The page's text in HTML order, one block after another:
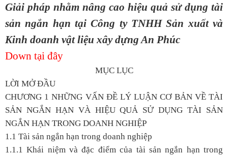
Giải pháp nhằm nâng cao hiệu quả sử dụng tài
sản ngắn hạn tại Công ty TNHH Sản xuất và
Kinh doanh vật liệu xây dựng An Phúc
Down tại đây
MỤC LỤC
LỜI MỞ ĐẦU
CHƯƠNG 1 NHỮNG VẤN ĐỀ LÝ LUẬN CƠ BẢN VỀ TÀI
SẢN NGẮN HẠN VÀ HIỆU QUẢ SỬ DỤNG TÀI SẢN
NGẮN HẠN TRONG DOANH NGHIỆP
1.1 Tài sản ngắn hạn trong doanh nghiệp
1.1.1 Khái niệm và đặc điểm của tài sản ngắn hạn trong